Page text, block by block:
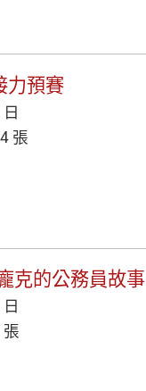
力預賽
張
克的公務員故事
張